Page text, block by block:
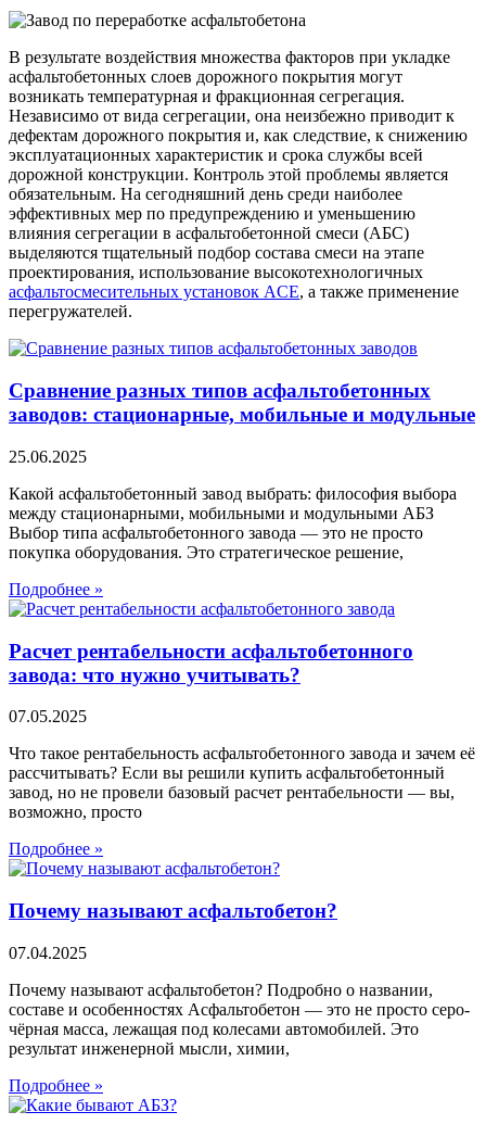
В результате воздействия множества факторов при укладке
асфальтобетонных слоев дорожного покрытия могут
возникать температурная и фракционная сегрегация.
Независимо от вида сегрегации, она неизбежно приводит к
дефектам дорожного покрытия и, как следствие, к снижению
эксплуатационных характеристик и срока службы всей
дорожной конструкции. Контроль этой проблемы является
обязательным. На сегодняшний день среди наиболее
эффективных мер по предупреждению и уменьшению
влияния сегрегации в асфальтобетонной смеси (АБС)
выделяются тщательный подбор состава смеси на этапе
проектирования, использование высокотехнологичных
асфальтосмесительных установок ACE, а также применение
перегружателей.
Сравнение разных типов асфальтобетонных
заводов: стационарные, мобильные и модульные
25.06.2025
Какой асфальтобетонный завод выбрать: философия выбора
между стационарными, мобильными и модульными АБЗ
Выбор типа асфальтобетонного завода — это не просто
покупка оборудования. Это стратегическое решение,
Подробнее »
Расчет рентабельности асфальтобетонного
завода: что нужно учитывать?
07.05.2025
Что такое рентабельность асфальтобетонного завода и зачем её
рассчитывать? Если вы решили купить асфальтобетонный
завод, но не провели базовый расчет рентабельности — вы,
возможно, просто
Подробнее »
Почему называют асфальтобетон?
07.04.2025
Почему называют асфальтобетон? Подробно о названии,
составе и особенностях Асфальтобетон — это не просто серо-
чёрная масса, лежащая под колесами автомобилей. Это
результат инженерной мысли, химии,
Подробнее »